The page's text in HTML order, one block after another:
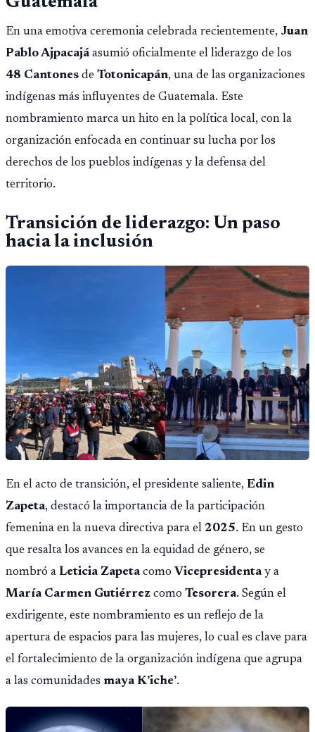
En una emotiva ceremonia celebrada recientemente, Juan
Pablo Ajpacajáasumió oficialmente el liderazgo de los
48 Cantones de Totonicapán, una de las organizaciones
indígenas más influyentes de Guatemala. Este
nombramiento marca un hito en la política local, con la
organización enfocada en continuar su lucha por los
derechos de los pueblos indígenas y la defensa del
territorio.
Transición de liderazgo: Un paso
hacia la inclusión
En el acto de transición, el presidente saliente, Edin
Zapeta, destacó la importancia de la participación
femenina en la nueva directiva para el 2025. En un gesto
que resalta los avances en la equidad de género, se
nombró a Leticia Zapetacomo Vicepresidentay a
María Carmen Gutiérrez como Tesorera. Según el
exdirigente, este nombramiento es un reflejo de la
apertura de espacios para las mujeres, lo cual es clave para
el fortalecimiento de la organización indígena que agrupa
a las comunidades maya K’iche’.